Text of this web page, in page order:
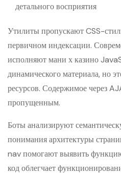
детального восприятия
Утилиты пропускают CSS-
первичном индексации.
исполняют мани х казино
динамического материала, но
ресурсов. Содержимое через
пропущенным.
Боты анализируют
понимания архитектуры
nav помогают выявить
код облегчает